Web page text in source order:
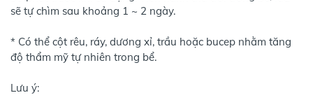
sẽ tự chìm sau khoảng 1 ~ 2 ngày.
* Có thể cột rêu, ráy, dương xỉ, trầu hoặc bucep nhằm tăng
độ thẩm mỹ tự nhiên trong bể.
Lưu ý: